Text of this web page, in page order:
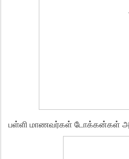
பள்ளி மாணவர்கள் டோக்கன்கள்